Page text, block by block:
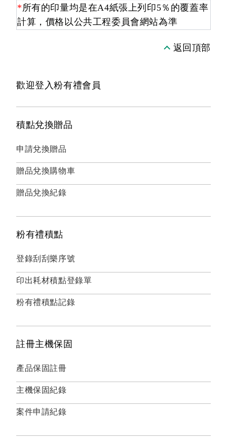
*所有的印量均是在A4紙張上列印5％的覆蓋率
計算，價格以公共工程委員會網站為準
返回頂部
歡迎登入粉有禮會員
積點兌換贈品
申請兌換贈品
贈品兌換購物車
贈品兌換紀錄
粉有禮積點
登錄刮刮樂序號
印出耗材積點登錄單
粉有禮積點記錄
註冊主機保固
產品保固註冊
主機保固紀錄
案件申請紀錄